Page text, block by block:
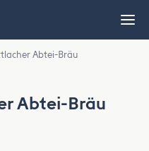
Abtei-Bräu
Abtei-Bräu